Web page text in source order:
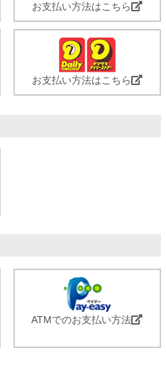
お支払い方法はこちら
お支払い方法はこちら
ATMでのお支払い方法